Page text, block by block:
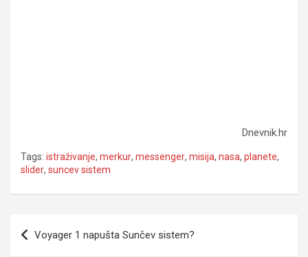
Dnevnik.hr
Tags: istraživanje, merkur, messenger, misija, nasa, planete,
slider, suncev sistem
Navigacija
članaka
Voyager 1 napušta Sunčev sistem?